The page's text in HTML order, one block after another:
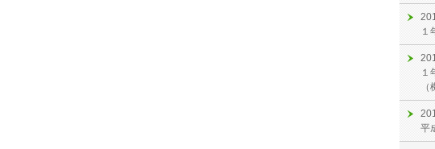
１
１
平